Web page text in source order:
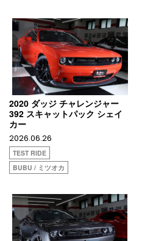
2020 ダッジ チャレンジャー
392 スキャットパック シェイ
カー
2026.06.26
TEST RIDE
BUBU / ミツオカ